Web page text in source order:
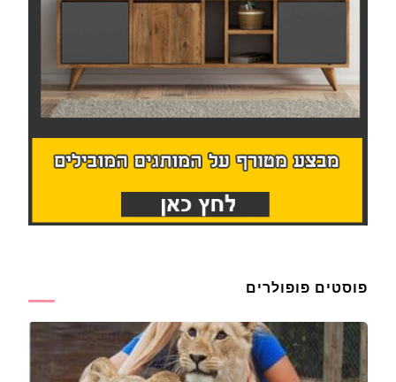
פוסטים פופולרים